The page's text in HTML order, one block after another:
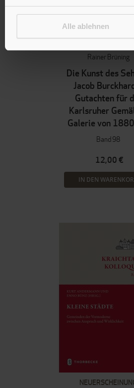
Alle ablehnen
Rainer Brüning
Die Kunst des
Jacob
Gutachten für
Karlsruher
Galerie von
Band 98
12,00 €
IN DEN